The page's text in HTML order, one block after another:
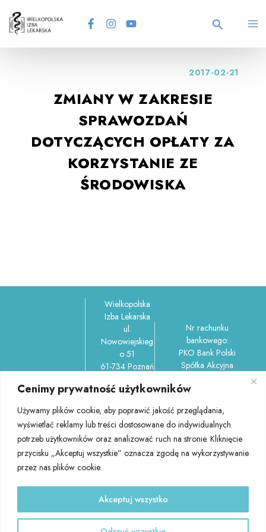
Cenimy prywatność użytkowników
Używamy plików cookie, aby poprawić jakość przeglądania,
wyświetlać reklamy lub treści dostosowane do indywidualnych
potrzeb użytkowników oraz analizować ruch na stronie. Kliknięcie
przycisku „Akceptuj wszystkie” oznacza zgodę na wykorzystywanie
przez nas plików cookie.
Akceptuj wszystko
content Search
2017-02-21
ZMIANY W ZAKRESIE
SPRAWOZDAŃ
DOTYCZĄCYCH OPŁATY ZA
KORZYSTANIE ZE
ŚRODOWISKA
Wielkopolska
Izba Lekarska
ul.
Nowowiejskieg
o 51
61-734 Poznań
006212737,
7781037302
tel.: 61 852
58 60
(centrala)
Nr rachunku
bankowego:
PKO Bank Polski
Spółka Akcyjna
156 61-757 Poznań
45 1020 4027
0000 1102 0404
3501
Polityka Prywatności